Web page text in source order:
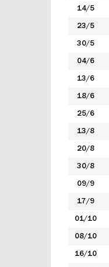
14/5
23/5
30/5
04/6
13/6
18/6
25/6
13/8
20/8
30/8
09/9
17/9
01/10
08/10
16/10